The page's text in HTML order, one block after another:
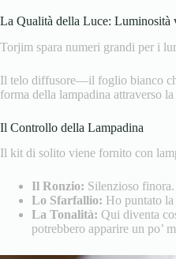
La Qualità della Luce:
Torjim spara numeri grandi per i
Il telo diffusore—il foglio bianco
forma della lampadina attraverso
Il Controllo della Lampadina
Il kit di solito viene fornito con
Il Ronzio: Silenzioso
Lo Sfarfallio: Ho puntato
La Tonalità: Qui diventa
potrebbero apparire un po’